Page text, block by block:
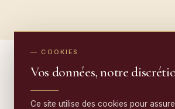
— AU-DELÀ DE LA RESTAURATION
— COOKIES
Vos données, notre
Ce site utilise des cookies pour